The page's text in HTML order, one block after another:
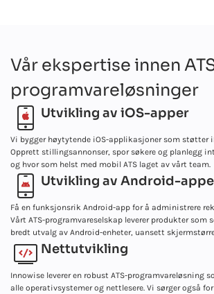
gjennomgangen og vurderingen av søkerne
Vår ekspertise innen
programvareløsninger
Utvikling av iOS-apper
Vi bygger høytytende iOS-applikasjoner som støtter
Opprett stillingsannonser, spor søkere og planlegg
og hvor som helst med mobil ATS laget av vårt team.
Utvikling av Android-
Få en funksjonsrik Android-app for å administrere
Vårt ATS-programvareselskap leverer produkter som
bredt utvalg av Android-enheter, uansett
Nettutvikling
Innowise leverer en robust ATS-programvareløsning
alle operativsystemer og nettlesere. Vi sørger også